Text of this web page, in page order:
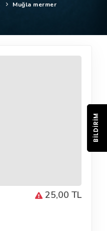
Muğla mermer
25,00 TL
BILDIRIM